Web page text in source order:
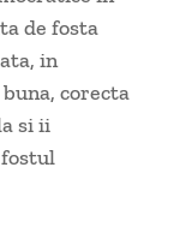
de fosta
in
corecta
si ii